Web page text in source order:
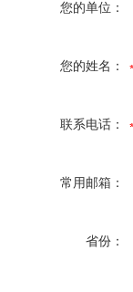
您的单位：
您的姓名：
联系电话：
常用邮箱：
省份：